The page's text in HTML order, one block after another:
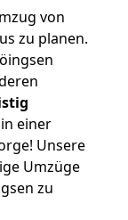
von
zu planen.
einer
Unsere
Umzüge
zu